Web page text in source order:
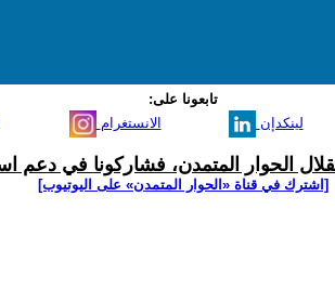
تابعونا على:
الانستغرام لينكدإن
الحوار المتمدن، فشاركونا في دعم
[اشترك في قناة ‫«الحوار المتمدن» على اليوتيوب]